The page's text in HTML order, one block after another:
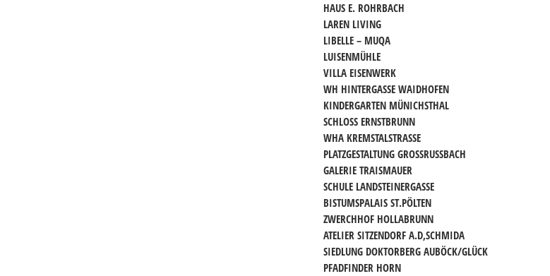
HAUS E. ROHRBACH
LAREN LIVING
LIBELLE – MUQA
LUISENMÜHLE
VILLA EISENWERK
WH HINTERGASSE WAIDHOFEN
KINDERGARTEN MÜNICHSTHAL
SCHLOSS ERNSTBRUNN
WHA KREMSTALSTRASSE
PLATZGESTALTUNG GROSSRUSSBACH
GALERIE TRAISMAUER
SCHULE LANDSTEINERGASSE
BISTUMSPALAIS ST.PÖLTEN
ZWERCHHOF HOLLABRUNN
ATELIER SITZENDORF A.D,SCHMIDA
SIEDLUNG DOKTORBERG AUBÖCK/GLÜCK
PFADFINDER HORN